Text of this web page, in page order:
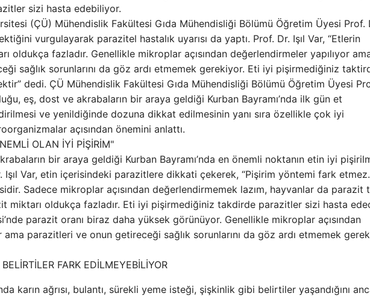
sizi hasta edebiliyor.
(ÇÜ) Mühendislik Fakültesi Gıda Mühendisliği Bölümü Öğretim Üyesi Prof.
vurgulayarak parazitel hastalık uyarısı da yaptı. Prof. Dr. Işıl Var, “Etlerin
oldukça fazladır. Genellikle mikroplar açısından değerlendirmeler yapılıyor
sağlık sorunlarını da göz ardı etmemek gerekiyor. Eti iyi pişirmediğiniz
dedi. ÇÜ Mühendislik Fakültesi Gıda Mühendisliği Bölümü Öğretim Üyesi
eş, dost ve akrabaların bir araya geldiği Kurban Bayramı’nda ilk gün et
ve yenildiğinde dozuna dikkat edilmesinin yanı sıra özellikle çok iyi
açısından önemini anlattı.
OLAN İYİ PİŞİRİM"
bir araya geldiği Kurban Bayramı’nda en önemli noktanın etin iyi
Var, etin içerisindeki parazitlere dikkati çekerek, “Pişirim yöntemi fark etmez.
Sadece mikroplar açısından değerlendirmemek lazım, hayvanlar da parazit
miktarı oldukça fazladır. Eti iyi pişirmediğiniz takdirde parazitler sizi hasta
parazit oranı biraz daha yüksek görünüyor. Genellikle mikroplar açısından
ama parazitleri ve onun getireceği sağlık sorunlarını da göz ardı etmemek
FARK EDİLMEYEBİLİYOR
karın ağrısı, bulantı, sürekli yeme isteği, şişkinlik gibi belirtiler yaşandığını